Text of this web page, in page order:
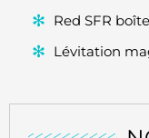
Red SFR
Lévitation